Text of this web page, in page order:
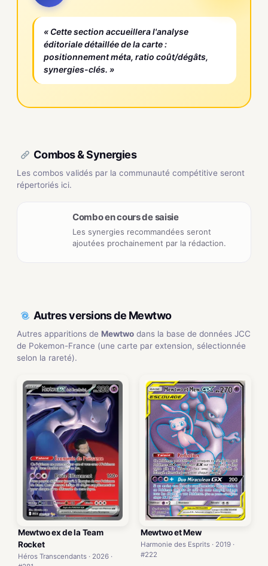
« Cette section accueillera l'analyse
éditoriale détaillée de la carte :
positionnement méta, ratio coût/dégâts,
synergies-clés. »
Combos & Synergies
Les combos validés par la communauté compétitive seront
répertoriés ici.
Combo en cours de saisie
Les synergies recommandées seront
ajoutées prochainement par la rédaction.
Autres versions de Mewtwo
Autres apparitions de Mewtwo dans la base de données JCC
de Pokemon-France (une carte par extension, sélectionnée
selon la rareté).
Mewtwo ex de la Team
Rocket
Héros Transcendants · 2026 ·
Mewtwo et Mew
Harmonie des Esprits · 2019 ·
#222